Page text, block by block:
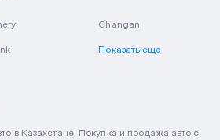
Changan
Показать еще
в Казахстане. Покупка и продажа авто с